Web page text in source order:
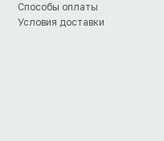
Способы оплаты
Условия доставки